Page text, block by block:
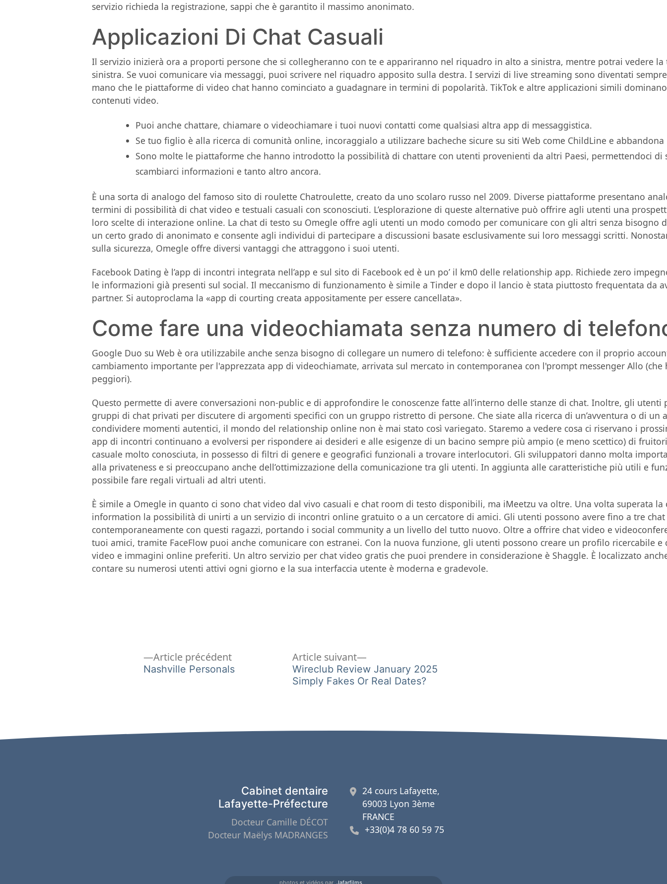
servizio richieda la registrazione, sappi che è garantito il massimo anonimato.
Applicazioni Di Chat Casuali
Il servizio inizierà ora a proporti persone che si collegheranno con te e appariranno nel riquadro in alto a sinistra, mentre potrai vedere la
sinistra. Se vuoi comunicare via messaggi, puoi scrivere nel riquadro apposito sulla destra. I servizi di live streaming sono diventati
mano che le piattaforme di video chat hanno cominciato a guadagnare in termini di popolarità. TikTok e altre applicazioni simili
contenuti video.
Puoi anche chattare, chiamare o videochiamare i tuoi nuovi contatti come qualsiasi altra app di messaggistica.
Se tuo figlio è alla ricerca di comunità online, incoraggialo a utilizzare bacheche sicure su siti Web come ChildLine e abbandona
Sono molte le piattaforme che hanno introdotto la possibilità di chattare con utenti provenienti da altri Paesi, permettendoci di
scambiarci informazioni e tanto altro ancora.
È una sorta di analogo del famoso sito di roulette Chatroulette, creato da uno scolaro russo nel 2009. Diverse piattaforme presentano
termini di possibilità di chat video e testuali casuali con sconosciuti. L’esplorazione di queste alternative può offrire agli utenti una
loro scelte di interazione online. La chat di testo su Omegle offre agli utenti un modo comodo per comunicare con gli altri senza bisogno
un certo grado di anonimato e consente agli individui di partecipare a discussioni basate esclusivamente sui loro messaggi scritti.
sulla sicurezza, Omegle offre diversi vantaggi che attraggono i suoi utenti.
Facebook Dating è l’app di incontri integrata nell’app e sul sito di Facebook ed è un po’ il km0 delle relationship app. Richiede zero
le informazioni già presenti sul social. Il meccanismo di funzionamento è simile a Tinder e dopo il lancio è stata piuttosto frequentata da
partner. Si autoproclama la «app di courting creata appositamente per essere cancellata».
Come fare una videochiamata senza numero di
Google Duo su Web è ora utilizzabile anche senza bisogno di collegare un numero di telefono: è sufficiente accedere con il proprio
cambiamento importante per l'apprezzata app di videochiamate, arrivata sul mercato in contemporanea con l'prompt messenger Allo (che
peggiori).
Questo permette di avere conversazioni non-public e di approfondire le conoscenze fatte all’interno delle stanze di chat. Inoltre, gli utenti
gruppi di chat privati per discutere di argomenti specifici con un gruppo ristretto di persone. Che siate alla ricerca di un’avventura o di un
condividere momenti autentici, il mondo del relationship online non è mai stato così variegato. Staremo a vedere cosa ci riservano i
app di incontri continuano a evolversi per rispondere ai desideri e alle esigenze di un bacino sempre più ampio (e meno scettico) di
casuale molto conosciuta, in possesso di filtri di genere e geografici funzionali a trovare interlocutori. Gli sviluppatori danno molta
alla privateness e si preoccupano anche dell’ottimizzazione della comunicazione tra gli utenti. In aggiunta alle caratteristiche più utili e
possibile fare regali virtuali ad altri utenti.
È simile a Omegle in quanto ci sono chat video dal vivo casuali e chat room di testo disponibili, ma iMeetzu va oltre. Una volta superata la
information la possibilità di unirti a un servizio di incontri online gratuito o a un cercatore di amici. Gli utenti possono avere fino a tre
contemporaneamente con questi ragazzi, portando i social community a un livello del tutto nuovo. Oltre a offrire chat video e
tuoi amici, tramite FaceFlow puoi anche comunicare con estranei. Con la nuova funzione, gli utenti possono creare un profilo ricercabile
video e immagini online preferiti. Un altro servizio per chat video gratis che puoi prendere in considerazione è Shaggle. È localizzato
contare su numerosi utenti attivi ogni giorno e la sua interfaccia utente è moderna e gradevole.
NavigationArticle précédentArticle
précédent :
Nashville Personals
Article suivant
suivant :
Wireclub Review January 2025
Simply Fakes Or Real Dates?
Cabinet dentaire
Lafayette-Préfecture
Docteur Camille DÉCOT
Docteur Maëlys MADRANGES
24 cours Lafayette,
69003 Lyon 3ème
FRANCE
+33(0)4 78 60 59 75